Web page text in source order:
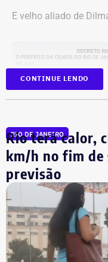
E velho aliado de
Na Secretaria
permaneceu até
(Republicanos)
passou o rodo nos
dia de 2017, o novo
todos os nomeados
Mas, ao que tudo
gostou da
CONTINUE LENDO
RIO DE JANEIRO
Rio terá calor,
km/h no fim de
previsão